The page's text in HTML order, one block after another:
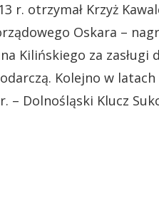
r. otrzymał Krzyż
Oskara –
Kilińskiego za
Kolejno w latach
– Dolnośląski Klucz